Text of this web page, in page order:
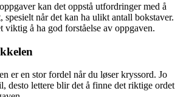
kan det oppstå utfordringer med å
spesielt når det kan ha ulikt antall bokstaver.
viktig å ha god forståelse av oppgaven.
er en stor fordel når du løser kryssord. Jo
desto lettere blir det å finne det riktige ordet